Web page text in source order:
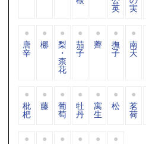
英 実
唐
辛
梛 梨
・
柰
花
茄
子
薺 撫
子
南
天
枇
杷
藤 葡
萄
牡
丹
寓
生
松 茗
荷